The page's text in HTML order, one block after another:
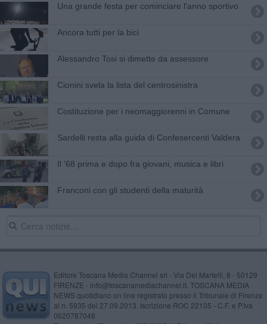
Una grande festa per cominciare l'anno sportivo
Ancora tutti per la bici
Alessandro Tosi si dimette da assessore
Cionini svela la lista del centrosinistra
Costituzione per i neomaggiorenni in Comune
Sardelli resta alla guida di Confesercenti Valdera
Il '68 prima e dopo fra giovani, musica e libri
Franconi con gli studenti della maturità
Editore Toscana Media Channel srl - Via Dei Martelli, 8 - 50129
FIRENZE - info@toscanamediachannel.it. TOSCANA MEDIA
NEWS quotidiano on line registrato presso il Tribunale di Firenze
al n. 5935 del 27.09.2013. Iscrizione ROC 22105 - C.F. e P.Iva
0620787048